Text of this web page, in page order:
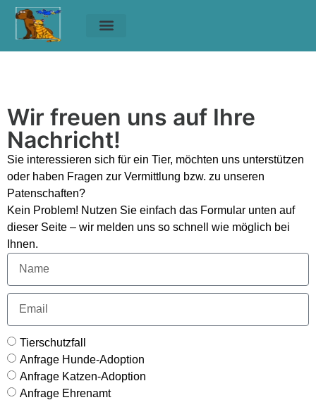
Wir freuen uns auf Ihre
Nachricht!
Sie interessieren sich für ein Tier, möchten uns unterstützen
oder haben Fragen zur Vermittlung bzw. zu unseren
Patenschaften?
Kein Problem! Nutzen Sie einfach das Formular unten auf
dieser Seite – wir melden uns so schnell wie möglich bei
Ihnen.
Tierschutzfall
Anfrage Hunde-Adoption
Anfrage Katzen-Adoption
Anfrage Ehrenamt